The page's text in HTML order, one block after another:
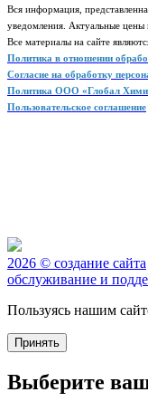
Вся информация,
уведомления. Актуальные
Все материалы на сайте
Политика в отношении
Согласие на обработку
Политика ООО «Глобал
Пользовательское соглашение
2026 © создание сайта
обслуживание и
Пользуясь нашим
Принять
Выберите